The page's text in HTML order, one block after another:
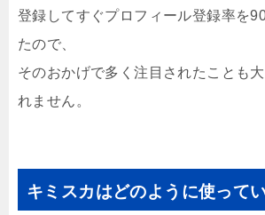
登録してすぐプロフィール登録率を
たので、
そのおかげで多く注目されたことも
れません。
キミスカはどのように使って